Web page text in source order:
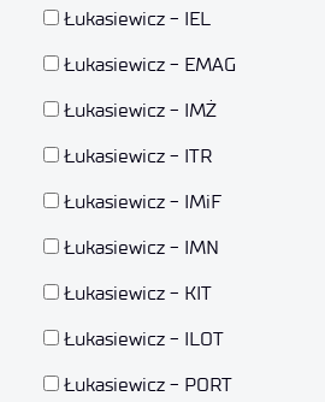
Łukasiewicz - IEL
Łukasiewicz - EMAG
Łukasiewicz - IMŻ
Łukasiewicz - ITR
Łukasiewicz - IMiF
Łukasiewicz - IMN
Łukasiewicz - KIT
Łukasiewicz - ILOT
Łukasiewicz - PORT